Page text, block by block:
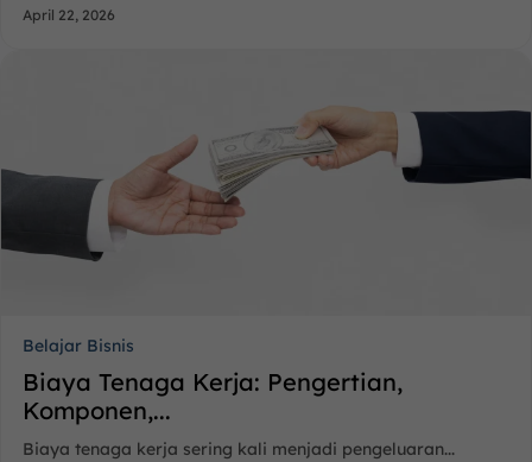
April 22, 2026
Belajar Bisnis
Biaya Tenaga Kerja: Pengertian,
Komponen,...
Biaya tenaga kerja sering kali menjadi pengeluaran...